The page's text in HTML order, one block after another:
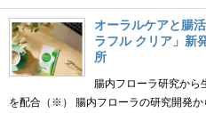
オーラルケアと腸
ラフル クリア」新
所
腸内フローラ研究から
を配合（※） 腸内フローラの研究開発